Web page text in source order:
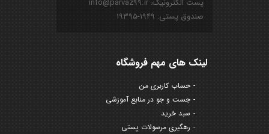
صندوق پستی: ۱۹۴۹-۱۹۳۹۵
لینک های مهم فروشگاه
حساب کاربری من
جست و جو در منابع آموزشی
سبد خرید
رهگیری مرسولات پستی